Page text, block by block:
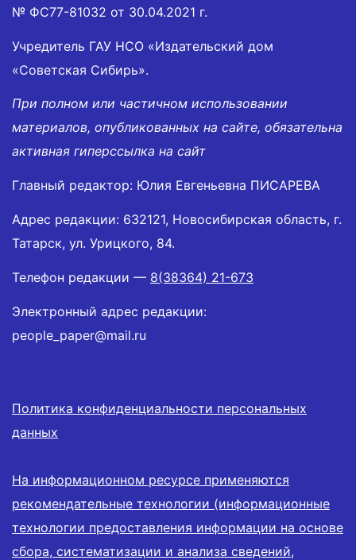
№ ФС77-81032 от 30.04.2021 г.
Учредитель ГАУ НСО «Издательский дом
«Советская Сибирь».
При полном или частичном использовании
материалов, опубликованных на сайте, обязательна
активная гиперссылка на сайт
Главный редактор: Юлия Евгеньевна ПИСАРЕВА
Адрес редакции: 632121, Новосибирская область, г.
Татарск, ул. Урицкого, 84.
Телефон редакции — 8(38364) 21-673
Электронный адрес редакции:
people_paper@mail.ru
Политика конфиденциальности персональных
данных
На информационном ресурсе применяются
рекомендательные технологии (информационные
технологии предоставления информации на основе
сбора, систематизации и анализа сведений,